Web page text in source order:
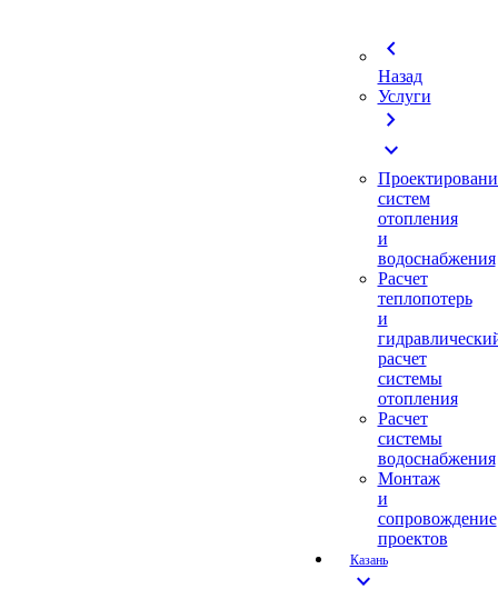
chevron_left
Назад
Услуги
chevron_right
expand_more
систем
отопления
и
водоснабжения
Расчет
теплопотерь
и
расчет
системы
отопления
Расчет
системы
водоснабжения
Монтаж
и
сопровождение
проектов
Казань
expand_more